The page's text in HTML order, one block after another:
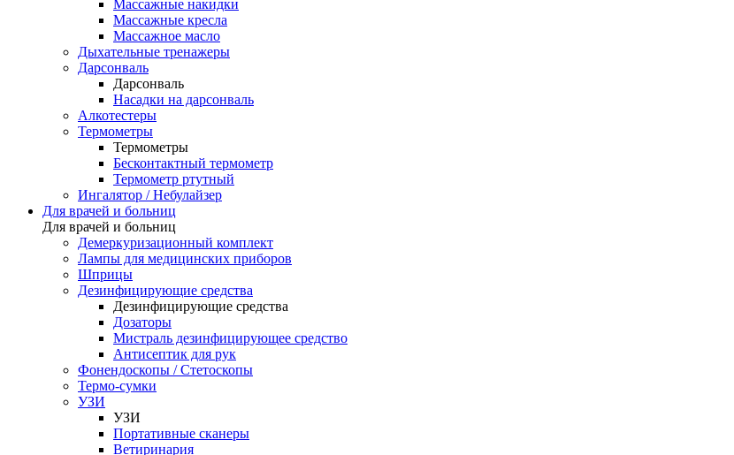
Массажные накидки
Массажные кресла
Массажное масло
Дыхательные тренажеры
Дарсонваль
Дарсонваль
Насадки на дарсонваль
Алкотестеры
Термометры
Термометры
Бесконтактный термометр
Термометр ртутный
Ингалятор / Небулайзер
Для врачей и больниц
Для врачей и больниц
Демеркуризационный комплект
Лампы для медицинских приборов
Шприцы
Дезинфицирующие средства
Дезинфицирующие средства
Дозаторы
Мистраль дезинфицирующее средство
Антисептик для рук
Фонендоскопы / Стетоскопы
Термо-сумки
УЗИ
УЗИ
Портативные сканеры
Ветиринария